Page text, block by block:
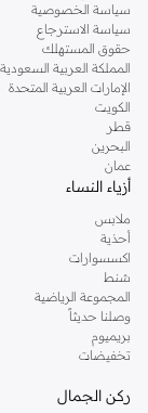
سياسة الخصوصية
سياسة الاسترجاع
حقوق المستهلك
المملكة العربية السعودية
الإمارات العربية المتحدة
الكويت
قطر
البحرين
عمان
أزياء النساء
ملابس
أحذية
اكسسوارات
شنط
المجموعة الرياضية
وصلنا حديثاً
بريميوم
تخفيضات
ركن الجمال